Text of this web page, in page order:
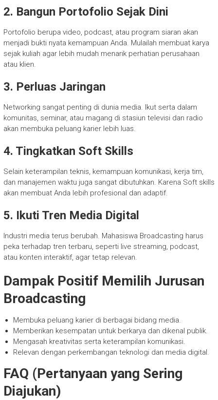
2. Bangun Portofolio Sejak Dini
Portofolio berupa video, podcast, atau program siaran akan
menjadi bukti nyata kemampuan Anda. Mulailah membuat karya
sejak kuliah agar lebih mudah menarik perhatian perusahaan
atau klien.
3. Perluas Jaringan
Networking sangat penting di dunia media. Ikut serta dalam
komunitas, seminar, atau magang di stasiun televisi dan radio
akan membuka peluang karier lebih luas.
4. Tingkatkan Soft Skills
Selain keterampilan teknis, kemampuan komunikasi, kerja tim,
dan manajemen waktu juga sangat dibutuhkan. Karena Soft skills
akan membuat Anda lebih profesional dan adaptif.
5. Ikuti Tren Media Digital
Industri media terus berubah. Mahasiswa Broadcasting harus
peka terhadap tren terbaru, seperti live streaming, podcast,
atau konten interaktif, agar tetap relevan.
Dampak Positif Memilih Jurusan
Broadcasting
Membuka peluang karier di berbagai bidang media.
Memberikan kesempatan untuk berkarya dan dikenal publik.
Mengasah kreativitas serta keterampilan komunikasi.
Relevan dengan perkembangan teknologi dan media digital.
FAQ (Pertanyaan yang Sering
Diajukan)